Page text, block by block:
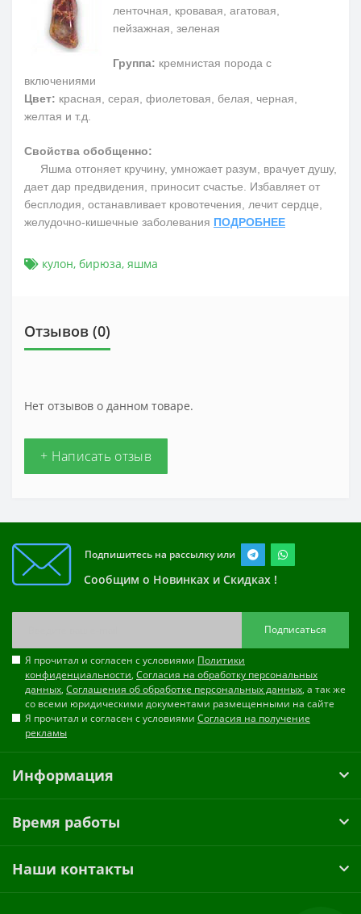
ленточная, кровавая, агатовая,
пейзажная, зеленая
Группа: кремнистая порода с
включениями
Цвет: красная, серая, фиолетовая, белая, черная,
желтая и т.д.
Свойства обобщенно:
Яшма отгоняет кручину, умножает разум, врачует душу,
дает дар предвидения, приносит счастье. Избавляет от
бесплодия, останавливает кровотечения, лечит сердце,
желудочно-кишечные заболевания ПОДРОБНЕЕ
кулон, бирюза, яшма
Отзывов (0)
Нет отзывов о данном товаре.
+ Написать отзыв
Подпишитесь на рассылку или
Сообщим о Новинках и Скидках !
Подписаться
Я прочитал и согласен с условиями Политики
конфиденциальности, Согласия на обработку персональных
данных, Соглашения об обработке персональных данных, а так же
со всеми юридическими документами размещенными на сайте
Я прочитал и согласен с условиями Согласия на получение
рекламы
Информация
Время работы
Наши контакты